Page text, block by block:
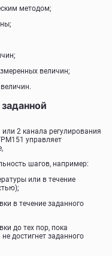
методом;
величин;
2 канала регулирования
управляет
шагов, например:
или в течение
в течение заданного
до тех пор, пока
достигнет заданного